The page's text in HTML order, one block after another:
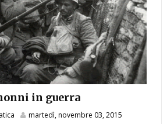
in guerra
martedì, novembre 03, 2015